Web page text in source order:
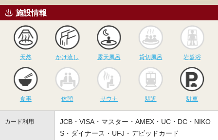
施設情報
天然
かけ流し
かけ流し
露天風呂
露天風呂
貸切風呂
貸切風呂 岩盤浴
食事 休憩
サウナ
サウナ 駅近 駐車
カード利用
JCB・VISA・マスター・AMEX・UC・DC・NIKO
S・ダイナース・UFJ・デビッドカード